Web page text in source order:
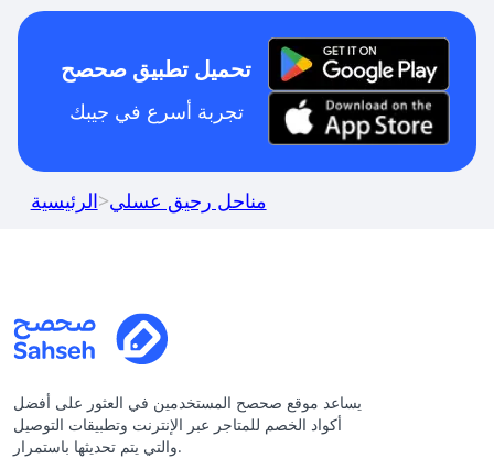
تحميل تطبيق صحصح
تجربة أسرع في جيبك
الرئيسية>مناحل رحيق عسلي
يساعد موقع صحصح المستخدمين في العثور على أفضل
أكواد الخصم للمتاجر عبر الإنترنت وتطبيقات التوصيل
والتي يتم تحديثها باستمرار.